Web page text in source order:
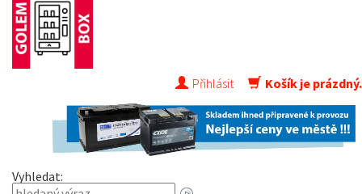
Přihlásit Košík je prázdný.
Vyhledat: